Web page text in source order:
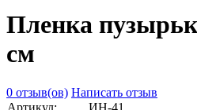
Пленка
см
0 отзыв(ов) Написать отзыв
Артикул:
ИН-41